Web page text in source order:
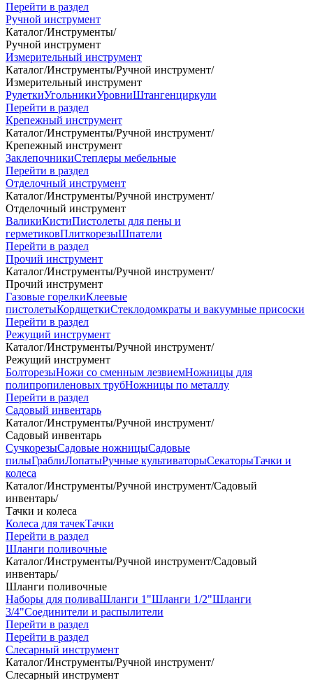
Перейти в раздел
Ручной инструмент
Каталог/Инструменты/
Ручной инструмент
Измерительный инструмент
Каталог/Инструменты/Ручной инструмент/
Измерительный инструмент
РулеткиУгольникиУровниШтангенциркули
Перейти в раздел
Крепежный инструмент
Каталог/Инструменты/Ручной инструмент/
Крепежный инструмент
ЗаклепочникиСтеплеры мебельные
Перейти в раздел
Отделочный инструмент
Каталог/Инструменты/Ручной инструмент/
Отделочный инструмент
ВаликиКистиПистолеты для пены и
герметиковПлиткорезыШпатели
Перейти в раздел
Прочий инструмент
Каталог/Инструменты/Ручной инструмент/
Прочий инструмент
Газовые горелкиКлеевые
пистолетыКордщеткиСтеклодомкраты и вакуумные присоски
Перейти в раздел
Режущий инструмент
Каталог/Инструменты/Ручной инструмент/
Режущий инструмент
БолторезыНожи со сменным лезвиемНожницы для
полипропиленовых трубНожницы по металлу
Перейти в раздел
Садовый инвентарь
Каталог/Инструменты/Ручной инструмент/
Садовый инвентарь
СучкорезыСадовые ножницыСадовые
пилыГраблиЛопатыРучные культиваторыСекаторыТачки и
колеса
Каталог/Инструменты/Ручной инструмент/Садовый
инвентарь/
Тачки и колеса
Колеса для тачекТачки
Перейти в раздел
Шланги поливочные
Каталог/Инструменты/Ручной инструмент/Садовый
инвентарь/
Шланги поливочные
Наборы для поливаШланги 1"Шланги 1/2"Шланги
3/4"Соединители и распылители
Перейти в раздел
Перейти в раздел
Слесарный инструмент
Каталог/Инструменты/Ручной инструмент/
Слесарный инструмент